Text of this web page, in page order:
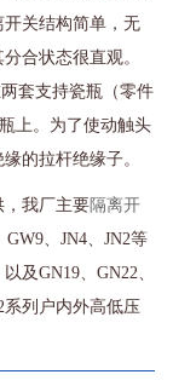
关结构简单，无
合状态很直观。
套支持瓷瓶（零件
上。为了使动触头
的拉杆绝缘子。
，我厂主要隔离开
、JN4、JN2等
及GN19、GN22、
系列户内外高低压